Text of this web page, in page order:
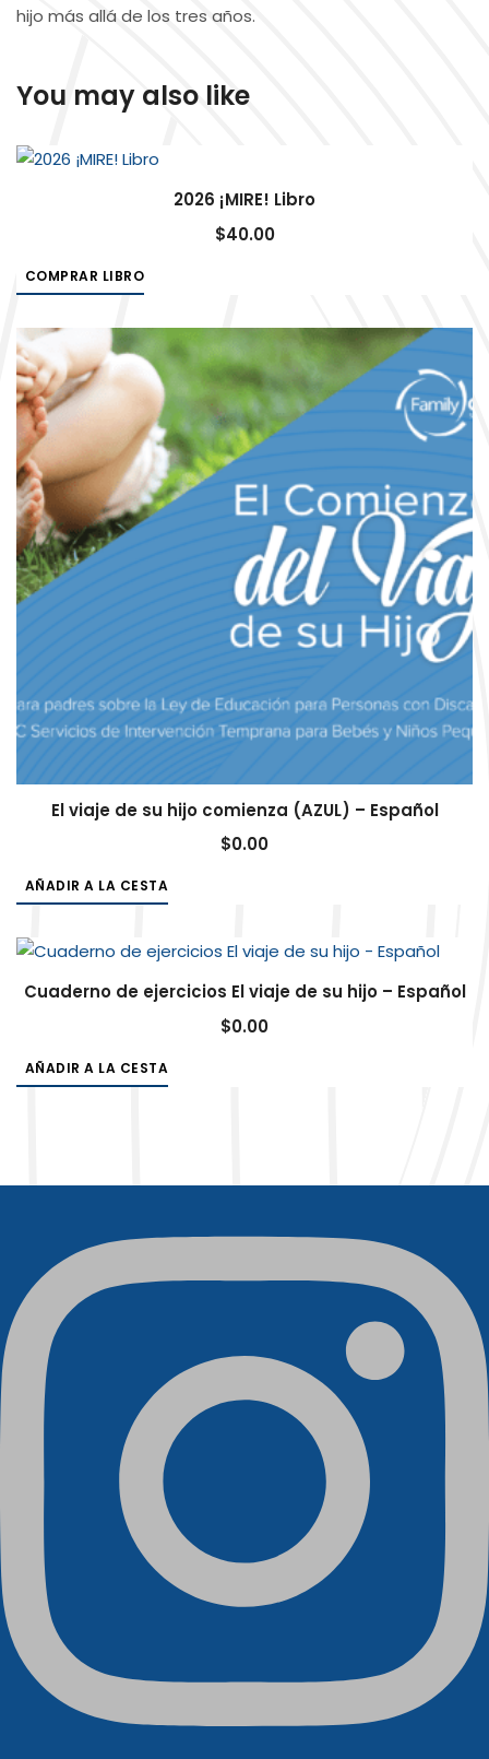
hijo más allá de los tres años.
You may also like
2026 ¡MIRE! Libro
$40.00
COMPRAR LIBRO
El viaje de su hijo comienza (AZUL) – Español
$0.00
AÑADIR A LA CESTA
Cuaderno de ejercicios El viaje de su hijo – Español
$0.00
AÑADIR A LA CESTA